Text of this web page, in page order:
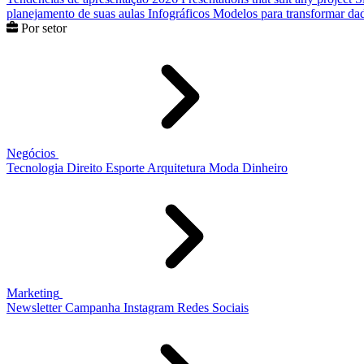
planejamento de suas aulas Infográficos Modelos para transformar
Por setor
Negócios
Tecnologia Direito Esporte Arquitetura Moda Dinheiro
Marketing
Newsletter Campanha Instagram Redes Sociais